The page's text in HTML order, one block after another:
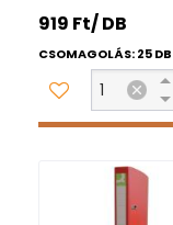
919 Ft/ DB
CSOMAGOLÁS: 25 DB